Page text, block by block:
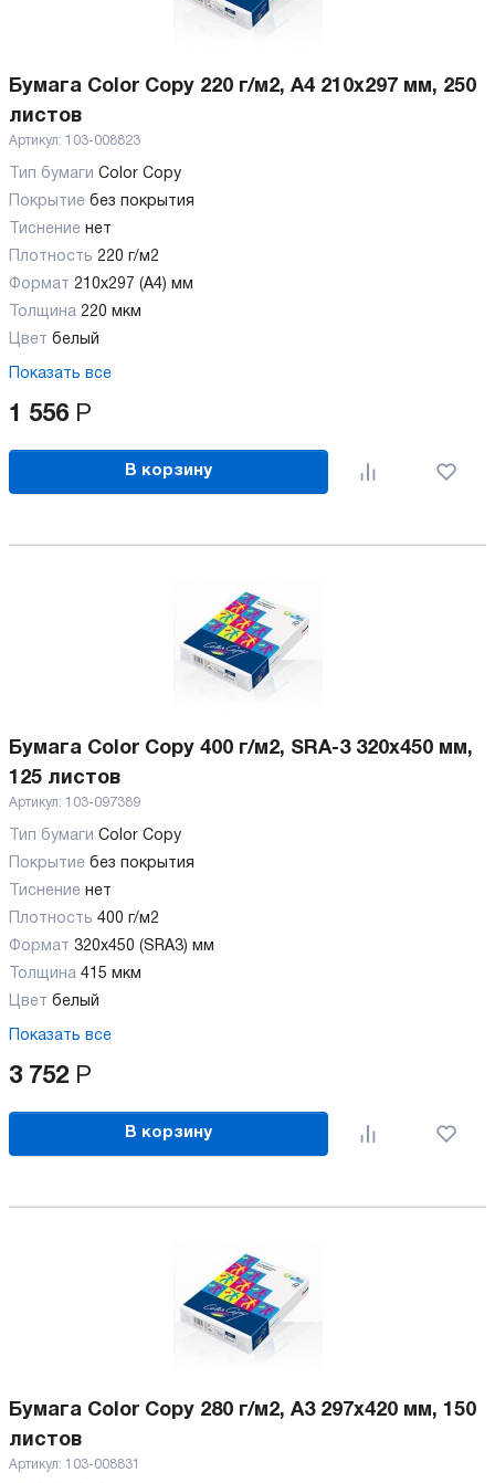
Бумага Color Copy 220 г/м2, А4 210x297 мм, 250
листов
Артикул: 103-008823
Тип бумаги Color Copy
Покрытие без покрытия
Тиснение нет
Плотность 220 г/м2
Формат 210x297 (А4) мм
Толщина 220 мкм
Цвет белый
Показать все
1 556 Р
В корзину
Бумага Color Copy 400 г/м2, SRA-3 320x450 мм,
125 листов
Артикул: 103-097389
Тип бумаги Color Copy
Покрытие без покрытия
Тиснение нет
Плотность 400 г/м2
Формат 320x450 (SRA3) мм
Толщина 415 мкм
Цвет белый
Показать все
3 752 Р
В корзину
Бумага Color Copy 280 г/м2, А3 297x420 мм, 150
листов
Артикул: 103-008831